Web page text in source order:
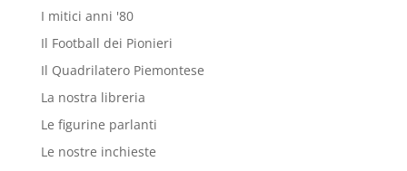
I mitici anni '80
Il Football dei Pionieri
Il Quadrilatero Piemontese
La nostra libreria
Le figurine parlanti
Le nostre inchieste